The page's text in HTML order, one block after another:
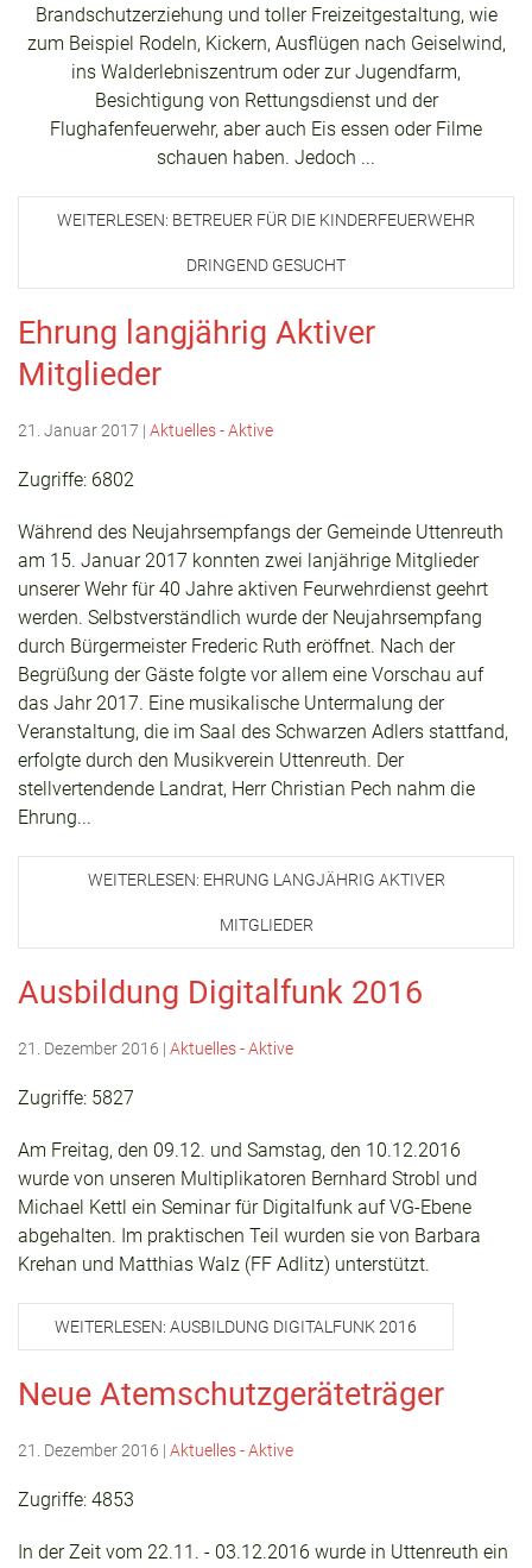
Brandschutzerziehung und toller Freizeitgestaltung, wie
zum Beispiel Rodeln, Kickern, Ausflügen nach Geiselwind,
ins Walderlebniszentrum oder zur Jugendfarm,
Besichtigung von Rettungsdienst und der
Flughafenfeuerwehr, aber auch Eis essen oder Filme
schauen haben. Jedoch ...
WEITERLESEN: BETREUER FÜR DIE KINDERFEUERWEHR
DRINGEND GESUCHT
Ehrung langjährig Aktiver
Mitglieder
21. Januar 2017 | Aktuelles - Aktive
Zugriffe: 6802
Während des Neujahrsempfangs der Gemeinde Uttenreuth
am 15. Januar 2017 konnten zwei lanjährige Mitglieder
unserer Wehr für 40 Jahre aktiven Feurwehrdienst geehrt
werden. Selbstverständlich wurde der Neujahrsempfang
durch Bürgermeister Frederic Ruth eröffnet. Nach der
Begrüßung der Gäste folgte vor allem eine Vorschau auf
das Jahr 2017. Eine musikalische Untermalung der
Veranstaltung, die im Saal des Schwarzen Adlers stattfand,
erfolgte durch den Musikverein Uttenreuth. Der
stellvertendende Landrat, Herr Christian Pech nahm die
Ehrung...
WEITERLESEN: EHRUNG LANGJÄHRIG AKTIVER
MITGLIEDER
Ausbildung Digitalfunk 2016
21. Dezember 2016 | Aktuelles - Aktive
Zugriffe: 5827
Am Freitag, den 09.12. und Samstag, den 10.12.2016
wurde von unseren Multiplikatoren Bernhard Strobl und
Michael Kettl ein Seminar für Digitalfunk auf VG-Ebene
abgehalten. Im praktischen Teil wurden sie von Barbara
Krehan und Matthias Walz (FF Adlitz) unterstützt.
WEITERLESEN: AUSBILDUNG DIGITALFUNK 2016
Neue Atemschutzgeräteträger
21. Dezember 2016 | Aktuelles - Aktive
Zugriffe: 4853
In der Zeit vom 22.11. - 03.12.2016 wurde in Uttenreuth ein